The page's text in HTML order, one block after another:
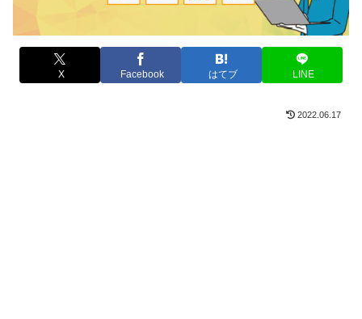
X Facebook はてブ LINE
2022.06.17